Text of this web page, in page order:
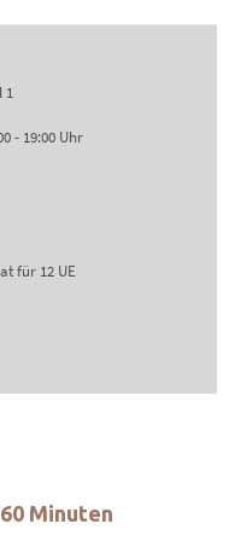
Minuten